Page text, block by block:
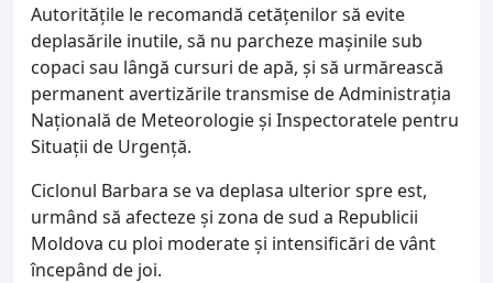
Autoritățile le recomandă cetățenilor să evite
deplasările inutile, să nu parcheze mașinile sub
copaci sau lângă cursuri de apă, și să urmărească
permanent avertizările transmise de Administrația
Națională de Meteorologie și Inspectoratele pentru
Situații de Urgență.
Ciclonul Barbara se va deplasa ulterior spre est,
urmând să afecteze și zona de sud a Republicii
Moldova cu ploi moderate și intensificări de vânt
începând de joi.